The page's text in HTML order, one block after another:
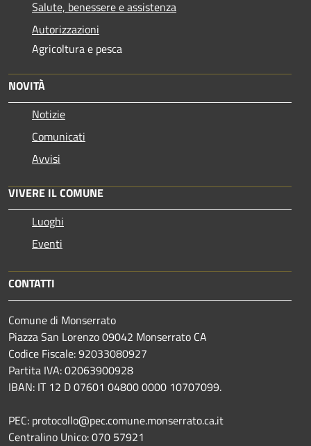
Salute, benessere e assistenza
Autorizzazioni
Agricoltura e pesca
NOVITÀ
Notizie
Comunicati
Avvisi
VIVERE IL COMUNE
Luoghi
Eventi
CONTATTI
Comune di Monserrato
Piazza San Lorenzo 09042 Monserrato CA
Codice Fiscale: 92033080927
Partita IVA: 02063900928
IBAN: IT 12 D 07601 04800 0000 10707099.
PEC: protocollo@pec.comune.monserrato.ca.it
Centralino Unico: 070 57921